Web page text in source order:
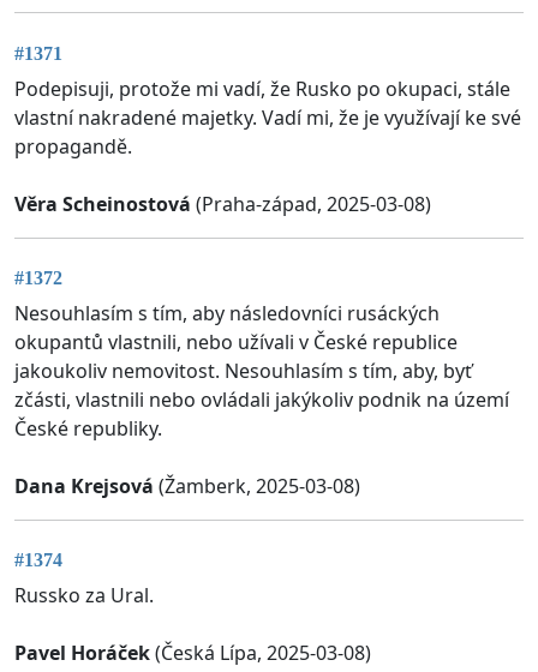
#1371
Podepisuji, protože mi vadí, že Rusko po okupaci, stále
vlastní nakradené majetky. Vadí mi, že je využívají ke své
propagandě.
Věra Scheinostová (Praha-západ, 2025-03-08)
#1372
Nesouhlasím s tím, aby následovníci rusáckých
okupantů vlastnili, nebo užívali v České republice
jakoukoliv nemovitost. Nesouhlasím s tím, aby, byť
zčásti, vlastnili nebo ovládali jakýkoliv podnik na území
České republiky.
Dana Krejsová (Žamberk, 2025-03-08)
#1374
Russko za Ural.
Pavel Horáček(Česká Lípa, 2025-03-08)